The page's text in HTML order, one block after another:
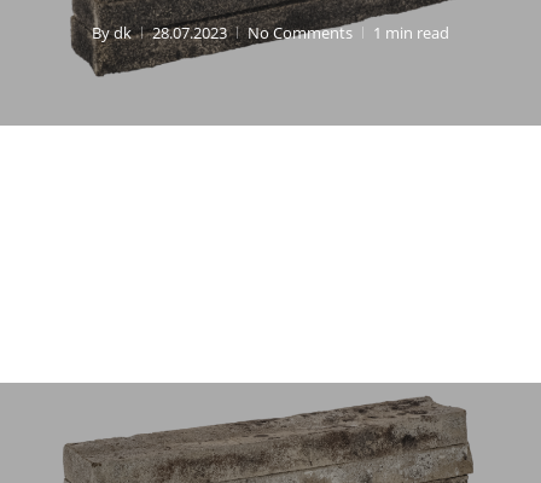
Bydk 28.07.2023 No Comments 1 min read